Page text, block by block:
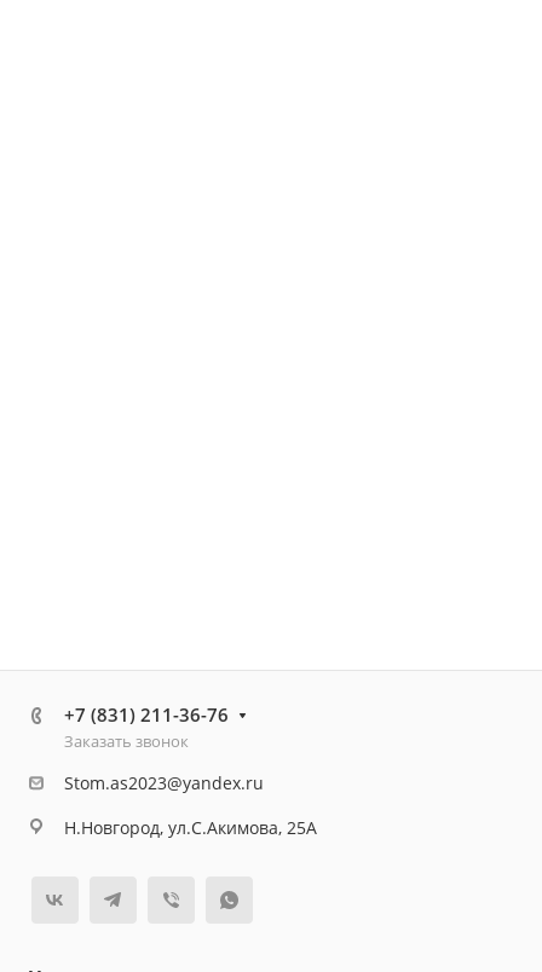
+7 (831) 211-36-76
Заказать звонок
Stom.as2023@yandex.ru
Н.Новгород, ул.С.Акимова, 25А